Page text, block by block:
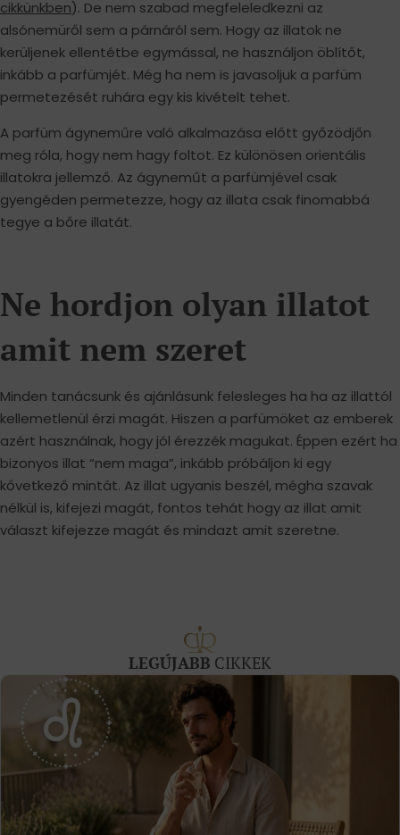
cikkünkben). De nem szabad megfeleledkezni az
alsónemüről sem a párnáról sem. Hogy az illatok ne
kerüljenek ellentétbe egymással, ne használjon öblítőt,
inkább a parfümjét. Még ha nem is javasoljuk a parfüm
permetezését ruhára egy kis kivételt tehet.
A parfüm ágyneműre való alkalmazása előtt győzödjőn
meg róla, hogy nem hagy foltot. Ez különösen orientális
illatokra jellemző. Az ágyneműt a parfümjével csak
gyengéden permetezze, hogy az illata csak finomabbá
tegye a bőre illatát.
Ne hordjon olyan illatot
amit nem szeret
Minden tanácsunk és ajánlásunk felesleges ha ha az illattól
kellemetlenül érzi magát. Hiszen a parfümöket az emberek
azért használnak, hogy jól érezzék magukat. Éppen ezért ha
bizonyos illat “nem maga”, inkább próbáljon ki egy
kővetkező mintát. Az illat ugyanis beszél, mégha szavak
nélkül is, kifejezi magát, fontos tehát hogy az illat amit
választ kifejezze magát és mindazt amit szeretne.
LEGÚJABB CIKKEK